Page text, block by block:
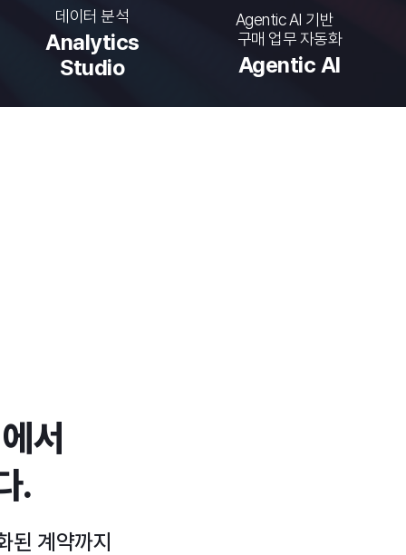
데이터 분석
Analytics
Studio
Agentic AI 기반
구매 업무 자동화
Agentic AI
서
.
된 계약까지